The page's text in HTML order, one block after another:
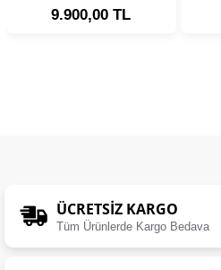
9.900,00 TL
ÜCRETSIZ KARGO
Tüm Ürünlerde Kargo Bedava